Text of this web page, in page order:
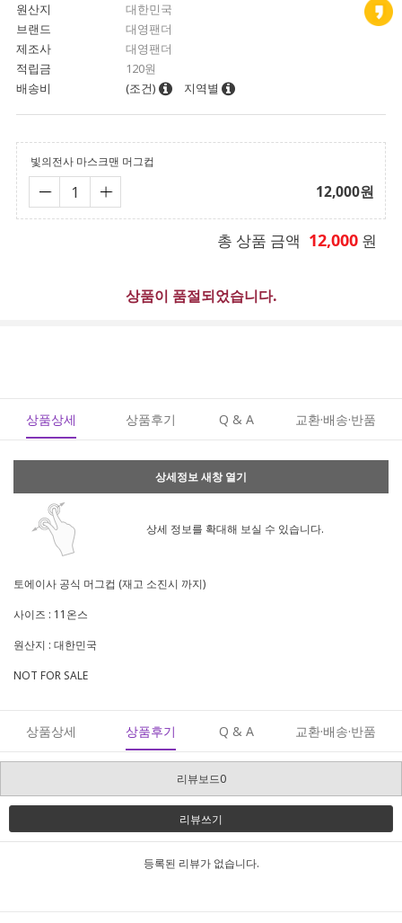
원산지
대한민국
브랜드
대영팬더
제조사
대영팬더
적립금
120원
배송비
(조건) 지역별
빛의전사 마스크맨 머그컵
12,000원
총 상품 금액 12,000 원
상품이 품절되었습니다.
상품상세 상품후기 Q & A 교환·배송·반품
상세정보 새창 열기
상세 정보를 확대해 보실 수 있습니다.
토에이사 공식 머그컵 (재고 소진시 까지)
사이즈 : 11온스
원산지 : 대한민국
NOT FOR SALE
상품상세 상품후기 Q & A 교환·배송·반품
리뷰보드0
리뷰쓰기
등록된 리뷰가 없습니다.